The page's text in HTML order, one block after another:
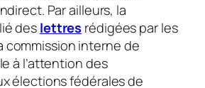
Par ailleurs, la
des lettres rédigées par les
commission interne de
à l’attention des
élections fédérales de